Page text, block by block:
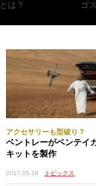
ゴ
は？
アクセサリーも型破り？
ベントレーがベンテイ
キットを製作
2017.05.19 トピックス